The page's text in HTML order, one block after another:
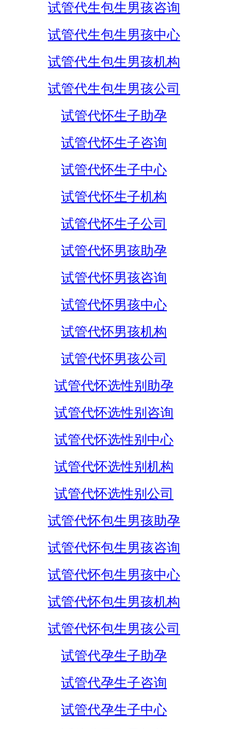
试管代生包生男孩咨询
试管代生包生男孩中心
试管代生包生男孩机构
试管代生包生男孩公司
试管代怀生子助孕
试管代怀生子咨询
试管代怀生子中心
试管代怀生子机构
试管代怀生子公司
试管代怀男孩助孕
试管代怀男孩咨询
试管代怀男孩中心
试管代怀男孩机构
试管代怀男孩公司
试管代怀选性别助孕
试管代怀选性别咨询
试管代怀选性别中心
试管代怀选性别机构
试管代怀选性别公司
试管代怀包生男孩助孕
试管代怀包生男孩咨询
试管代怀包生男孩中心
试管代怀包生男孩机构
试管代怀包生男孩公司
试管代孕生子助孕
试管代孕生子咨询
试管代孕生子中心